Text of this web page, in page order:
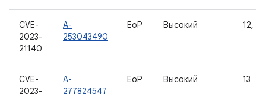
CVE-
2023-
21140
A-
253043490
EoP Высокий 12,
CVE-
2023-
A-
277824547
EoP Высокий 13